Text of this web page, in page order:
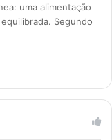
uma alimentação
Segundo